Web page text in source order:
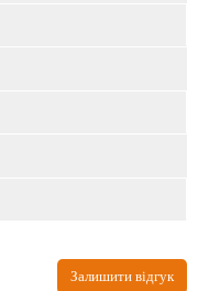
Залишити відгук